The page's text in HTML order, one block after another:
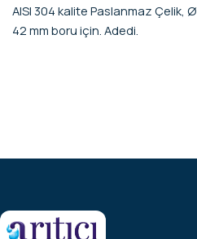
AISI 304 kalite Paslanmaz Çelik, Ø
42 mm boru için. Adedi.